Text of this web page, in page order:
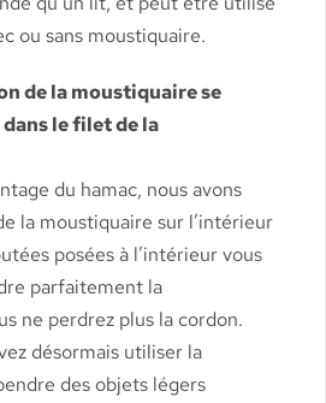
ou sans moustiquaire.
de la moustiquaire se
le filet de la
du hamac, nous avons
la moustiquaire sur l’intérieur
posées à l’intérieur vous
parfaitement la
ne perdrez plus la cordon.
désormais utiliser la
des objets légers